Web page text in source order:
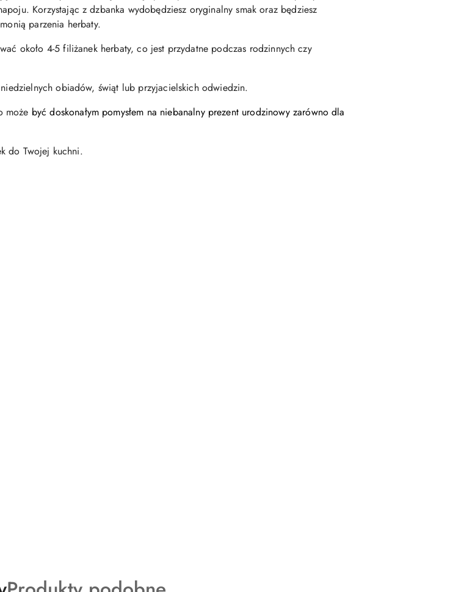
Korzystając z dzbanka wydobędziesz oryginalny smak oraz będziesz
parzenia herbaty.
około 4-5 filiżanek herbaty, co jest przydatne podczas rodzinnych czy
obiadów, świąt lub przyjacielskich odwiedzin.
może być doskonałym pomysłem na niebanalny prezent urodzinowy zarówno dla
do Twojej kuchni.